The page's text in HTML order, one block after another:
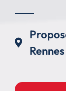
Rennes